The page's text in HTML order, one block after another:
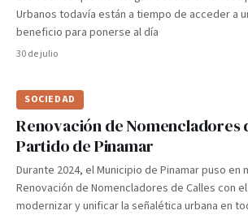
Urbanos todavía están a tiempo de acceder a
beneficio para ponerse al día
30 de julio
SOCIEDAD
Renovación de Nomencladores
Partido de Pinamar
Durante 2024, el Municipio de Pinamar puso en
Renovación de Nomencladores de Calles con
modernizar y unificar la señalética urbana en